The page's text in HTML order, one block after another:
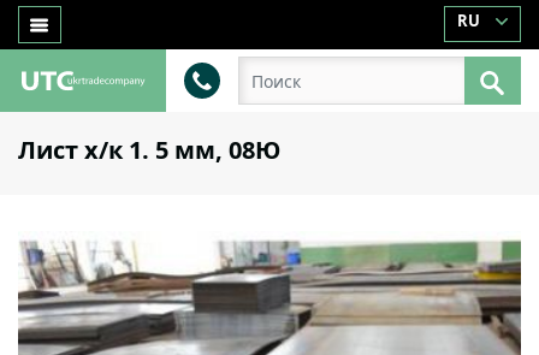
RU
Лист х/к 1. 5 мм, 08Ю